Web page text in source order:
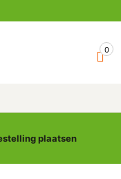
0
plaatsen